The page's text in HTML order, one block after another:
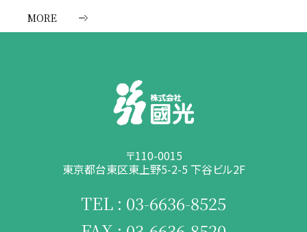
MORE
〒110-0015
東京都台東区東上野5-2-5 下谷ビル2F
TEL : 03-6636-8525